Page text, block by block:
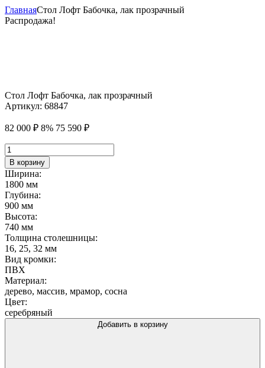
ГлавнаяСтол Лофт Бабочка, лак прозрачный
Распродажа!
Стол Лофт Бабочка, лак прозрачный
Артикул: 68847
82 000 ₽ 8% 75 590 ₽
Количество
товара
Стол
Лофт
Бабочка,
лак
прозрачный
В корзину
Ширина:
1800 мм
Глубина:
900 мм
Высота:
740 мм
Толщина столешницы:
16, 25, 32 мм
Вид кромки:
ПВХ
Материал:
дерево, массив, мрамор, сосна
Цвет:
серебряный
Добавить в корзину